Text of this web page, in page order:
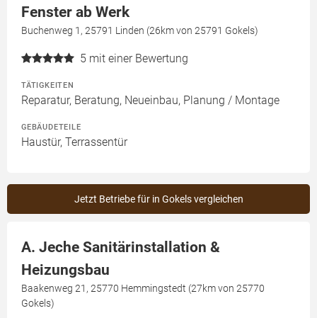
Fenster ab Werk
Buchenweg 1, 25791 Linden (26km von 25791 Gokels)
5 mit einer Bewertung
TÄTIGKEITEN
Reparatur, Beratung, Neueinbau, Planung / Montage
GEBÄUDETEILE
Haustür, Terrassentür
Jetzt Betriebe für in Gokels vergleichen
A. Jeche Sanitärinstallation &
Heizungsbau
Baakenweg 21, 25770 Hemmingstedt (27km von 25770
Gokels)